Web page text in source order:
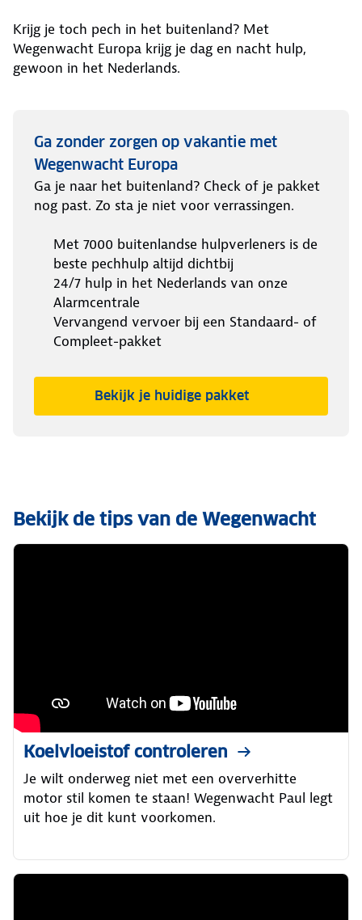
Krijg je toch pech in het buitenland? Met
Wegenwacht Europa krijg je dag en nacht hulp,
gewoon in het Nederlands.
Ga zonder zorgen op vakantie met
Wegenwacht Europa
Ga je naar het buitenland? Check of je pakket
nog past. Zo sta je niet voor verrassingen.
Met 7000 buitenlandse hulpverleners is de
beste pechhulp altijd dichtbij
24/7 hulp in het Nederlands van onze
Alarmcentrale
Vervangend vervoer bij een Standaard- of
Compleet-pakket
Bekijk je huidige pakket
Bekijk de tips van de Wegenwacht
Koelvloeistof controleren
Je wilt onderweg niet met een oververhitte
motor stil komen te staan! Wegenwacht Paul legt
uit hoe je dit kunt voorkomen.